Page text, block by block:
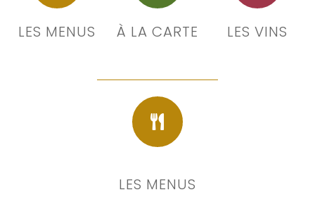
LES MENUS À LA CARTE LES VINS
LES MENUS